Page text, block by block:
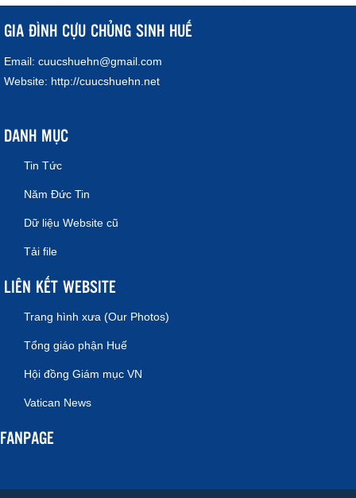
GIA ĐÌNH CỰU CHỦNG SINH HUẾ
Email: cuucshuehn@gmail.com
Website: http://cuucshuehn.net
DANH MỤC
Tin Tức
Năm Đức Tin
Dữ liệu Website cũ
Tải file
LIÊN KẾT WEBSITE
Trang hình xưa (Our Photos)
Tổng giáo phận Huế
Hội đồng Giám mục VN
Vatican News
FANPAGE